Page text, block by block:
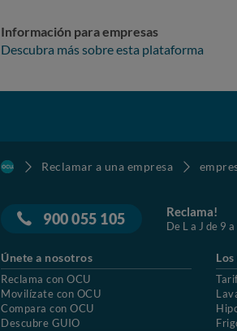
Información para empresas
Descubra más sobre esta plataforma
Reclamar a una empresa
900 055 105 Reclama!
De L a J de 9
Únete a nosotros
Reclama con OCU
Movilízate con OCU
Compara con OCU
Descubre GUIO